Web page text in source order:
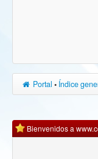
Portal • Índice
Bienvenidos a